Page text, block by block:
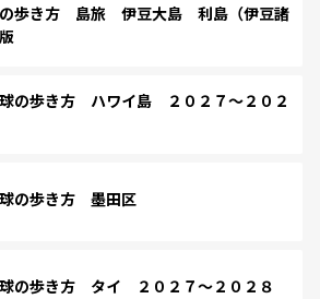
歩き方 島旅 伊豆大島 利島（伊豆諸
の歩き方 ハワイ島 ２０２７～２０２
の歩き方 墨田区
の歩き方 タイ ２０２７～２０２８